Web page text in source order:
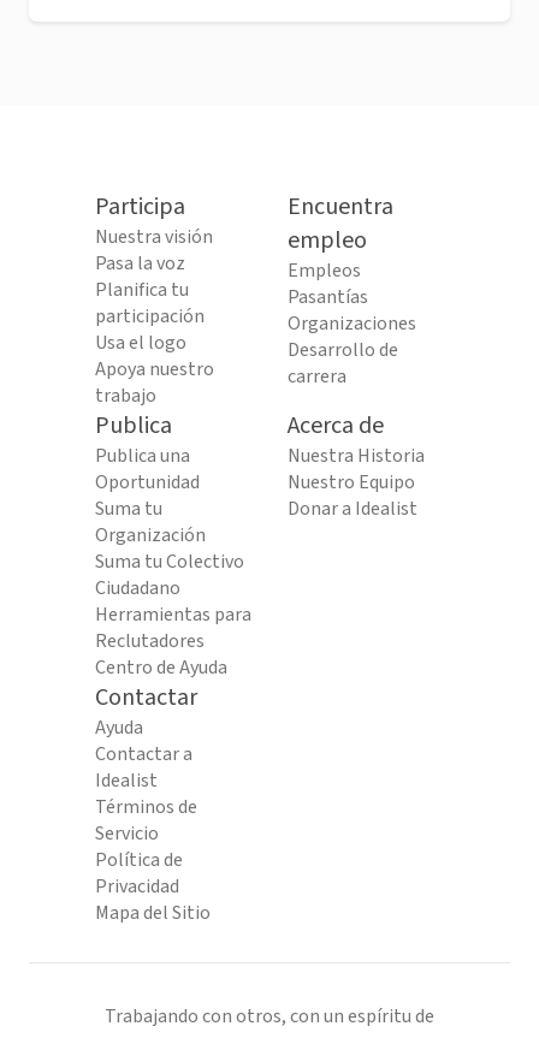
Participa
Nuestra visión
Pasa la voz
Planifica tu
participación
Usa el logo
Apoya nuestro
trabajo
Encuentra
empleo
Empleos
Pasantías
Organizaciones
Desarrollo de
carrera
Publica
Publica una
Oportunidad
Suma tu
Organización
Suma tu Colectivo
Ciudadano
Herramientas para
Reclutadores
Centro de Ayuda
Acerca de
Nuestra Historia
Nuestro Equipo
Donar a Idealist
Contactar
Ayuda
Contactar a
Idealist
Términos de
Servicio
Política de
Privacidad
Mapa del Sitio
Trabajando con otros, con un espíritu de